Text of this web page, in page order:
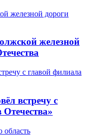
железной
встречу с